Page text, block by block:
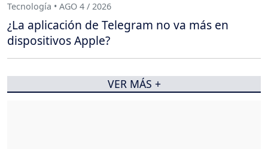
Tecnología • AGO 4 / 2026
¿La aplicación de Telegram no va más en
dispositivos Apple?
VER MÁS +